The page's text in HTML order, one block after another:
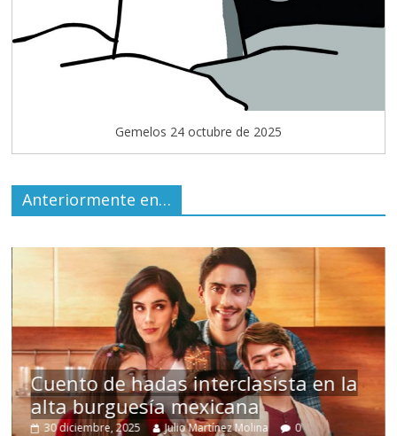
Gemelos 24 octubre de 2025
Anteriormente en…
Cuento de hadas interclasista en la
alta burguesía mexicana
30 diciembre, 2025 Julio Martínez Molina 0